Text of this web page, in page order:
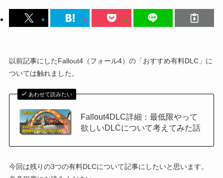
以前記事にしたFallout4（フォール4）の「おすすめ有料DLC」に
ついては触れました。
あわせて読みたい
Fallout4DLC詳細：最低限やって
欲しいDLCについて考えてみた話
今回は残りの3つの有料DLCについて記事にしたいと思います。